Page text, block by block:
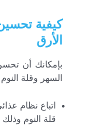
كيفية
الأرق
بإمكانك أن
السهر وقلة النوم
اتباع نظام
قلة النوم